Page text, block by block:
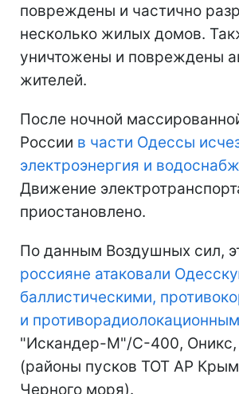
повреждены и частично
несколько жилых домов.
уничтожены и повреждены
жителей.
После ночной
России в части Одессы
электроэнергия и
Движение
приостановлено.
По данным Воздушных сил,
россияне атаковали
баллистическими,
и
"Искандер-М"/С-400, Оникс,
(районы пусков ТОТ АР
Черного моря).